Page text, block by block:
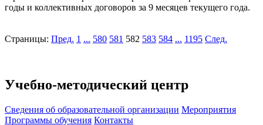
годы и коллективных договоров за 9 месяцев текущего года.
Страницы: Пред. 1 ... 580 581 582 583 584 ... 1195 След.
Учебно-методический центр
Cведения об образовательной организации Мероприятия
Программы обучения Контакты